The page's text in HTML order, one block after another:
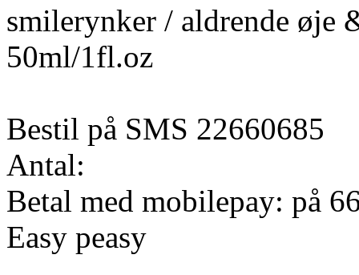
smilerynker / aldrende øje
50ml/1fl.oz
Bestil på SMS 22660685
Antal:
Betal med mobilepay: på
Easy peasy